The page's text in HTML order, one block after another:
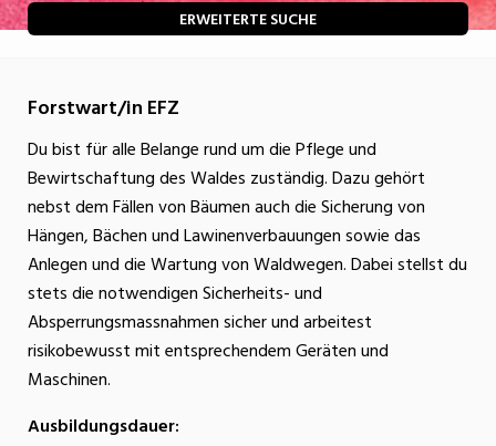
Handwerk/Technik
Kultur
Nahrung
Natur
Verkehr/Logistik
Wirtschaft/Verwaltung
ERWEITERTE SUCHE
Forstwart/in EFZ
Du bist für alle Belange rund um die Pflege und
Bewirtschaftung des Waldes zuständig. Dazu gehört
nebst dem Fällen von Bäumen auch die Sicherung von
Hängen, Bächen und Lawinenverbauungen sowie das
Anlegen und die Wartung von Waldwegen. Dabei stellst du
stets die notwendigen Sicherheits- und
Absperrungsmassnahmen sicher und arbeitest
risikobewusst mit entsprechendem Geräten und
Maschinen.
Ausbildungsdauer: